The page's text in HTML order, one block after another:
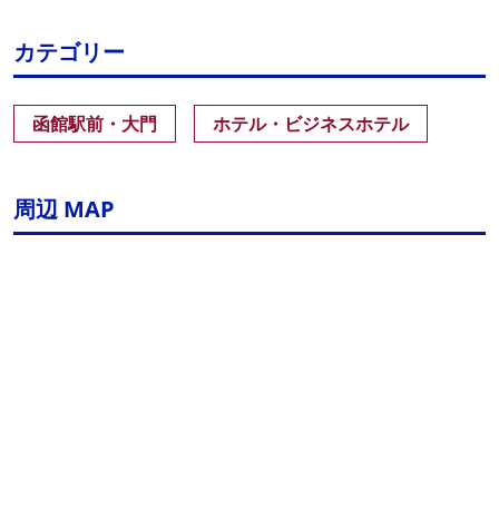
カテゴリー
函館駅前・大門 ホテル・ビジネスホテル
周辺 MAP